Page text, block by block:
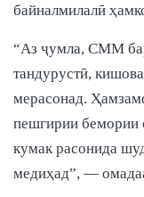
байналмилалӣ
“Аз ҷумла, СММ
тандурустӣ,
мерасонад.
пешгирии бемории
кумак расонида
медиҳад”, —